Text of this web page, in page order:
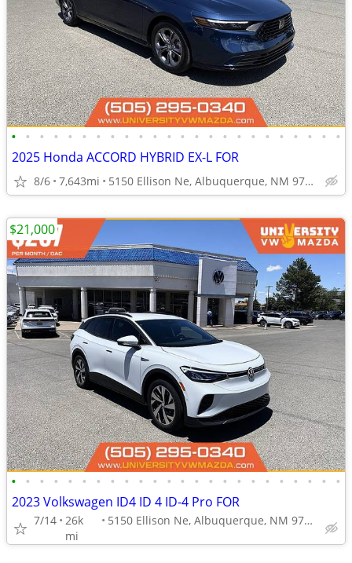
• • • • • • • • • • • • • • • • • • • • • • • •
2025 Honda ACCORD HYBRID EX-L FOR
8/6 7,643mi 5150 Ellison Ne, Albuquerque, NM 97109
• • • • • • • • • • • • • • • • • • • • • • • •
2023 Volkswagen ID4 ID 4 ID-4 Pro FOR
7/14 26k
mi
5150 Ellison Ne, Albuquerque, NM 97109
$21,000